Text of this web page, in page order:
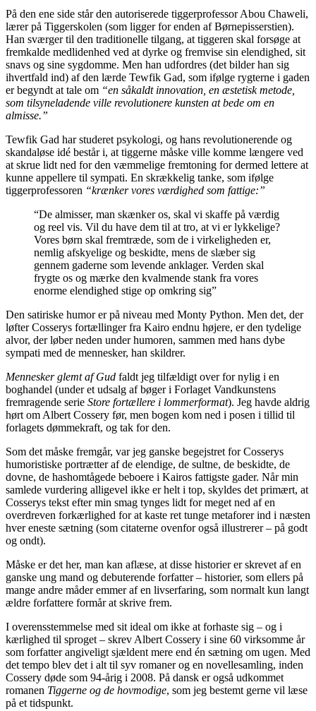
På den ene side står den autoriserede tiggerprofessor Abou Chaweli,
lærer på Tiggerskolen (som ligger for enden af Børnepisserstien).
Han sværger til den traditionelle tilgang, at tiggeren skal forsøge at
fremkalde medlidenhed ved at dyrke og fremvise sin elendighed, sit
snavs og sine sygdomme. Men han udfordres (det bilder han sig
ihvertfald ind) af den lærde Tewfik Gad, som ifølge rygterne i gaden
er begyndt at tale om “en såkaldt innovation, en æstetisk metode,
som tilsyneladende ville revolutionere kunsten at bede om en
almisse.”
Tewfik Gad har studeret psykologi, og hans revolutionerende og
skandaløse idé består i, at tiggerne måske ville komme længere ved
at skrue lidt ned for den væmmelige fremtoning for dermed lettere at
kunne appellere til sympati. En skrækkelig tanke, som ifølge
tiggerprofessoren “krænker vores værdighed som fattige:”
“De almisser, man skænker os, skal vi skaffe på værdig
og reel vis. Vil du have dem til at tro, at vi er lykkelige?
Vores børn skal fremtræde, som de i virkeligheden er,
nemlig afskyelige og beskidte, mens de slæber sig
gennem gaderne som levende anklager. Verden skal
frygte os og mærke den kvalmende stank fra vores
enorme elendighed stige op omkring sig”
Den satiriske humor er på niveau med Monty Python. Men det, der
løfter Cosserys fortællinger fra Kairo endnu højere, er den tydelige
alvor, der løber neden under humoren, sammen med hans dybe
sympati med de mennesker, han skildrer.
Mennesker glemt af Gud faldt jeg tilfældigt over for nylig i en
boghandel (under et udsalg af bøger i Forlaget Vandkunstens
fremragende serie Store fortællere i lommerformat). Jeg havde aldrig
hørt om Albert Cossery før, men bogen kom ned i posen i tillid til
forlagets dømmekraft, og tak for den.
Som det måske fremgår, var jeg ganske begejstret for Cosserys
humoristiske portrætter af de elendige, de sultne, de beskidte, de
dovne, de hashomtågede beboere i Kairos fattigste gader. Når min
samlede vurdering alligevel ikke er helt i top, skyldes det primært, at
Cosserys tekst efter min smag tynges lidt for meget ned af en
overdreven forkærlighed for at kaste ret tunge metaforer ind i næsten
hver eneste sætning (som citaterne ovenfor også illustrerer – på godt
og ondt).
Måske er det her, man kan aflæse, at disse historier er skrevet af en
ganske ung mand og debuterende forfatter – historier, som ellers på
mange andre måder emmer af en livserfaring, som normalt kun langt
ældre forfattere formår at skrive frem.
I overensstemmelse med sit ideal om ikke at forhaste sig – og i
kærlighed til sproget – skrev Albert Cossery i sine 60 virksomme år
som forfatter angiveligt sjældent mere end én sætning om ugen. Med
det tempo blev det i alt til syv romaner og en novellesamling, inden
Cossery døde som 94-årig i 2008. På dansk er også udkommet
romanen Tiggerne og de hovmodige, som jeg bestemt gerne vil læse
på et tidspunkt.